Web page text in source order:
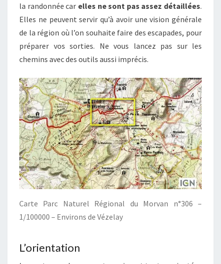
la randonnée car elles ne sont pas assez détaillées.
Elles ne peuvent servir qu’à avoir une vision générale
de la région où l’on souhaite faire des escapades, pour
préparer vos sorties. Ne vous lancez pas sur les
chemins avec des outils aussi imprécis.
Carte Parc Naturel Régional du Morvan n°306 –
1/100000 – Environs de Vézelay
L’orientation